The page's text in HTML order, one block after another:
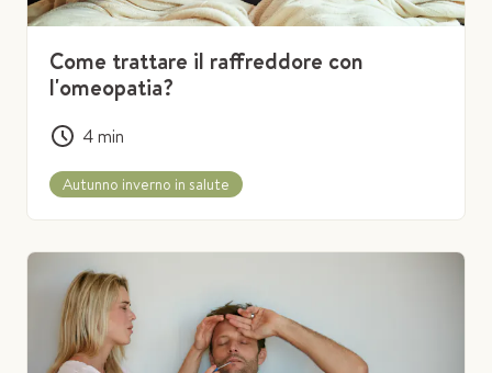
Come trattare il raffreddore con
l'omeopatia?
4min
Autunno inverno in salute